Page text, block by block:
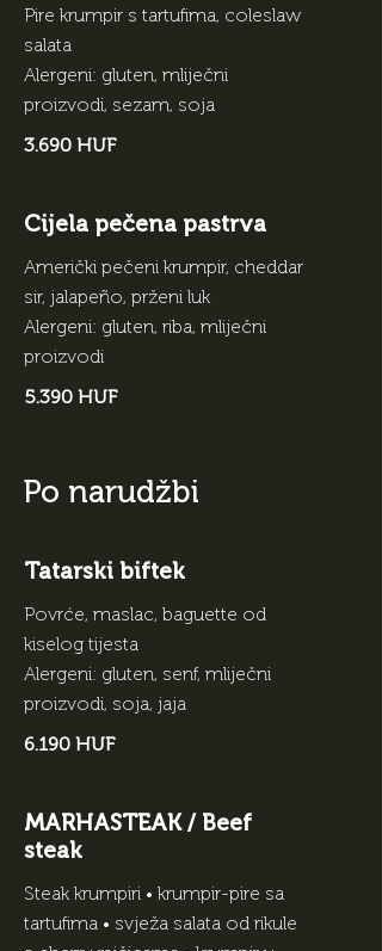
Pire krumpir s tartufima, coleslaw
salata
Alergeni: gluten, mliječni
proizvodi, sezam, soja
3.690 HUF
Cijela pečena pastrva
Američki pečeni krumpir, cheddar
sir, jalapeño, prženi luk
Alergeni: gluten, riba, mliječni
proizvodi
5.390 HUF
Po narudžbi
Tatarski biftek
Povrće, maslac, baguette od
kiselog tijesta
Alergeni: gluten, senf, mliječni
proizvodi, soja, jaja
6.190 HUF
MARHASTEAK / Beef
steak
Steak krumpiri • krumpir-pire sa
tartufima • svježa salata od rikule